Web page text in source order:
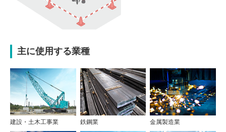
主に使用する業種
建設・土木工事業 鉄鋼業 金属製造業